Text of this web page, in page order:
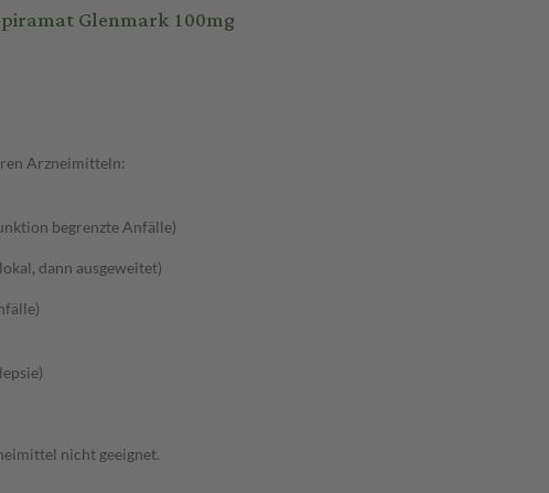
Glenmark 100mg
Arzneimitteln:
begrenzte Anfälle)
dann ausgeweitet)
nicht geeignet.